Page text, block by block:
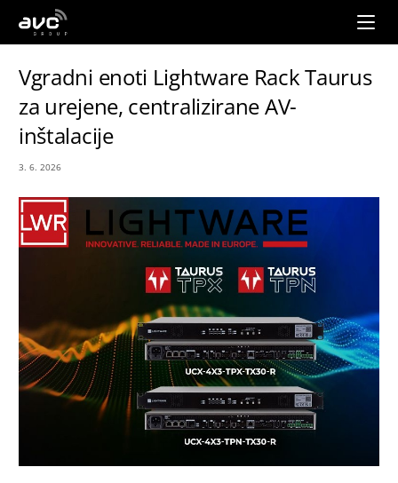
AVC
Vgradni enoti Lightware Rack Taurus
za urejene, centralizirane AV-
inštalacije
3. 6. 2026